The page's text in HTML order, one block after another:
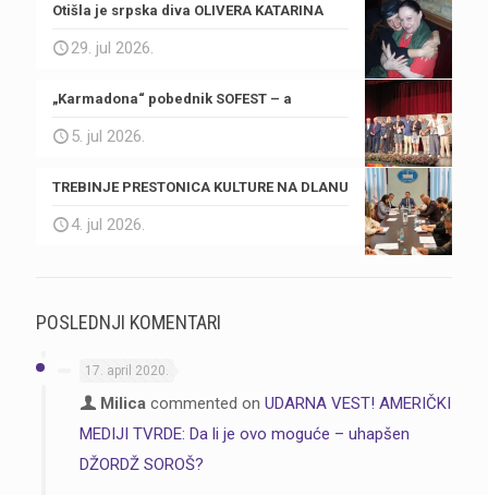
Otišla je srpska diva OLIVERA KATARINA
29. jul 2026.
„Karmadona“ pobednik SOFEST – a
5. jul 2026.
TREBINJE PRESTONICA KULTURE NA DLANU
4. jul 2026.
POSLEDNJI KOMENTARI
17. april 2020.
Milica commented on UDARNA VEST! AMERIČKI
MEDIJI TVRDE: Da li je ovo moguće – uhapšen
DŽORDŽ SOROŠ?